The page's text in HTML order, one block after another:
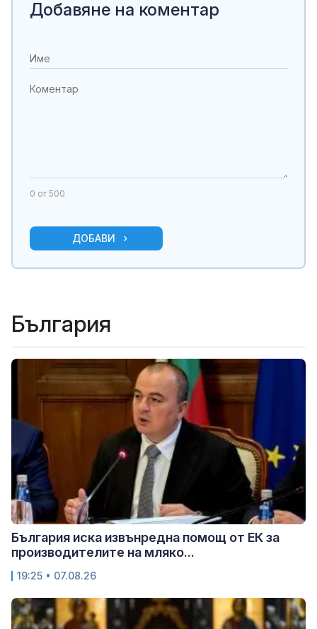
Добавяне на коментар
0 от 500
ДОБАВИ
България
България иска извънредна помощ от ЕК за
производителите на мляко...
19:25 • 07.08.26